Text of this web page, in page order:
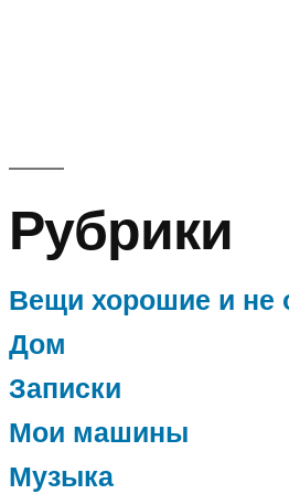
Рубрики
Вещи хорошие и не
Дом
Записки
Мои машины
Музыка